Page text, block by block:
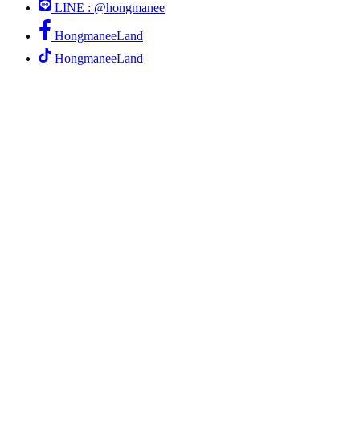
LINE : @hongmanee
HongmaneeLand
HongmaneeLand